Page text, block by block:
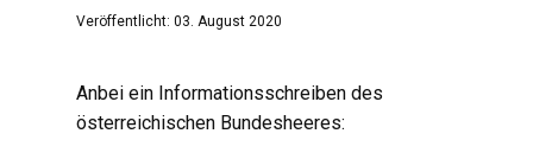
Veröffentlicht: 03. August 2020
Anbei ein Informationsschreiben des
österreichischen Bundesheeres: